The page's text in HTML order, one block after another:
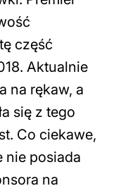
część
Aktualnie
na rękaw, a
się z tego
Co ciekawe,
nie posiada
na